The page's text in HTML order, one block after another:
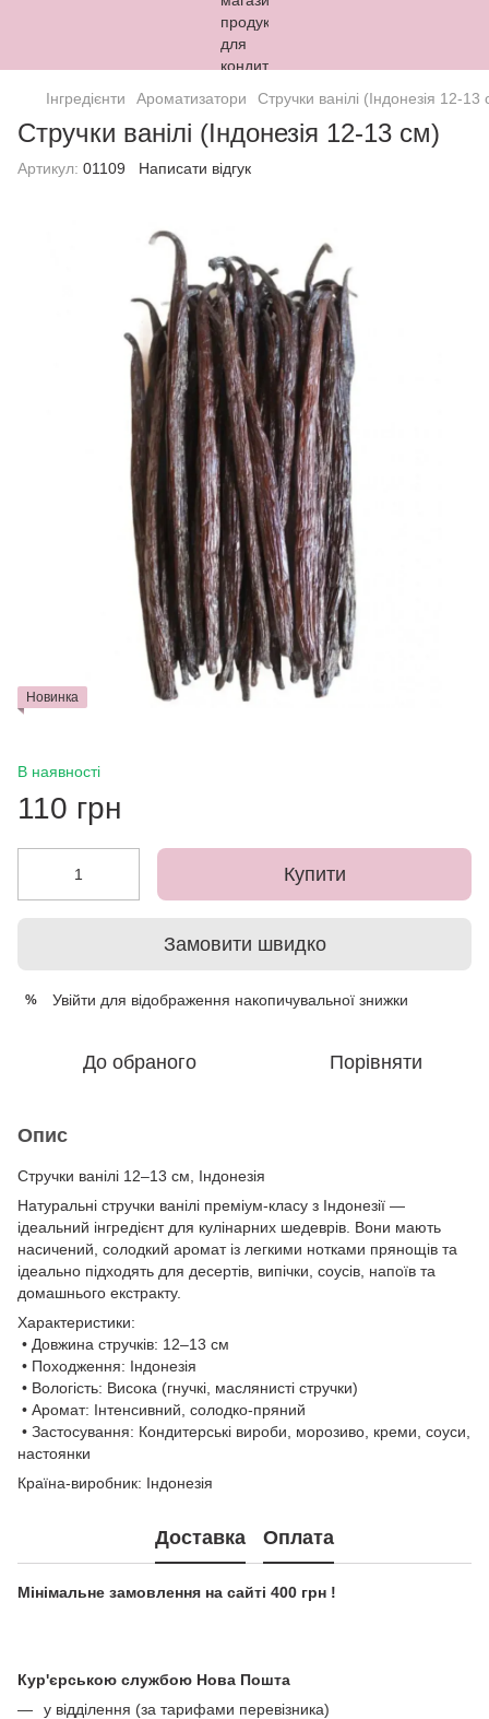
Інгредієнти Ароматизатори Стручки ванілі (Індонезія 12-13
Стручки ванілі (Індонезія 12-13 см)
Артикул: 01109 Написати відгук
Новинка
В наявності
110 грн
Купити
Замовити швидко
% Увійти для відображення накопичувальної знижки
До обраного Порівняти
Опис
Стручки ванілі 12–13 см, Індонезія
Натуральні стручки ванілі преміум-класу з Індонезії —
ідеальний інгредієнт для кулінарних шедеврів. Вони мають
насичений, солодкий аромат із легкими нотками прянощів та
ідеально підходять для десертів, випічки, соусів, напоїв та
домашнього екстракту.
Характеристики:
• Довжина стручків: 12–13 см
• Походження: Індонезія
• Вологість: Висока (гнучкі, маслянисті стручки)
• Аромат: Інтенсивний, солодко-пряний
• Застосування: Кондитерські вироби, морозиво, креми, соуси,
настоянки
Країна-виробник: Індонезія
Доставка Оплата
Мінімальне замовлення на сайті 400 грн !
Кур'єрською службою Нова Пошта
у відділення (за тарифами перевізника)